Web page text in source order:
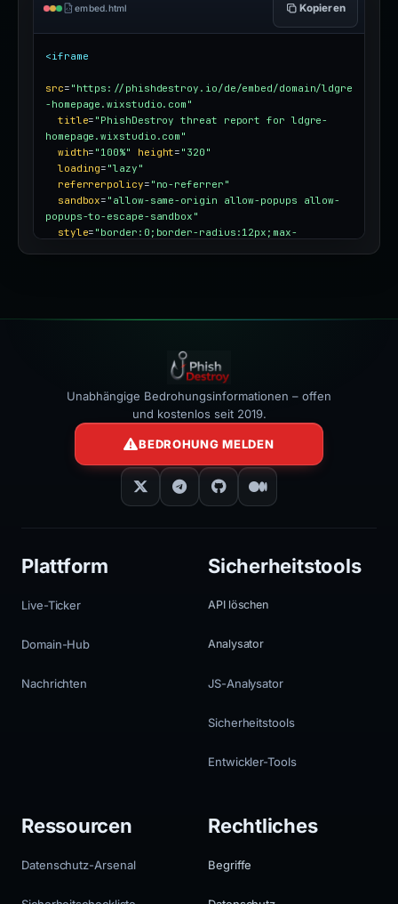
embed.html Kopieren
<iframe
src= "https://phishdestroy.io/de/embed/domain/ldgre
-homepage.wixstudio.com"
title= "PhishDestroy threat report for ldgre-
homepage.wixstudio.com"
width= "100%" height= "320"
loading= "lazy"
referrerpolicy= "no-referrer"
sandbox= "allow-same-origin allow-popups allow-
popups-to-escape-sandbox"
style= "border:0;border-radius:12px;max-
Unabhängige Bedrohungsinformationen – offen
und kostenlos seit 2019.
BEDROHUNG MELDEN
Plattform
Live-Ticker
Domain-Hub
Nachrichten
Sicherheitstools
API löschen
Analysator
JS-Analysator
Sicherheitstools
Entwickler-Tools
Ressourcen
Datenschutz-Arsenal
Rechtliches
Begriffe